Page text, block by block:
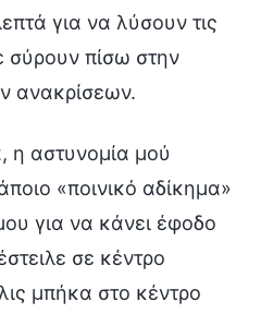
για να λύσουν τις
σύρουν πίσω στην
ανακρίσεων.
η αστυνομία μού
«ποινικό αδίκημα»
για να κάνει έφοδο
σε κέντρο
μπήκα στο κέντρο